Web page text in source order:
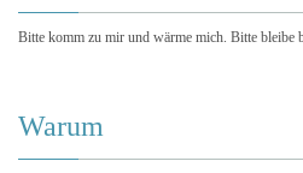
Bitte komm zu mir und wärme mich. Bitte
Warum